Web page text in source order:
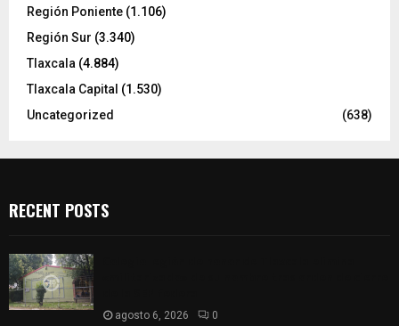
Región Poniente (1.106)
Región Sur (3.340)
Tlaxcala (4.884)
Tlaxcala Capital (1.530)
Uncategorized
(638)
RECENT POSTS
agosto 6, 2026 0